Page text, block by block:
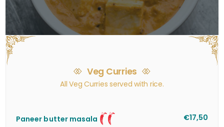
Veg Curries
All Veg Curries served with rice.
Paneer butter masala 12 €17,50